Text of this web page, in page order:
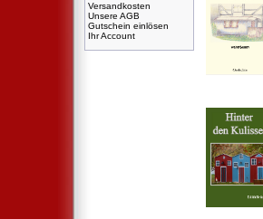
Versandkosten
Unsere AGB
Gutschein einlösen
Ihr Account